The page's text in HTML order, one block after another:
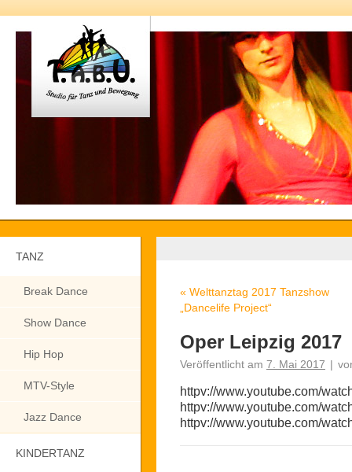
TANZ
Break Dance
Show Dance
Hip Hop
MTV-Style
Jazz Dance
KINDERTANZ
« Welttanztag 2017 Tanzshow
„Dancelife Project“
Oper Leipzig 2017
Veröffentlicht am 7. Mai 2017 |
httpv://www.youtube.com/
httpv://www.youtube.com/
httpv://www.youtube.com/